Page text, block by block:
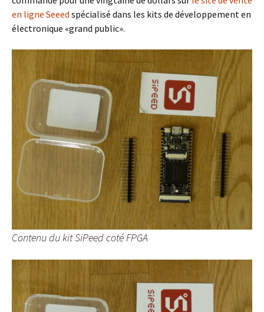
en ligne Seeed spécialisé dans les kits de développement en
électronique «grand public».
Contenu du kit SiPeed coté FPGA